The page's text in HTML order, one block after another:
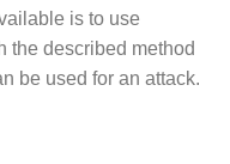
is to use
the described method
be used for an attack.